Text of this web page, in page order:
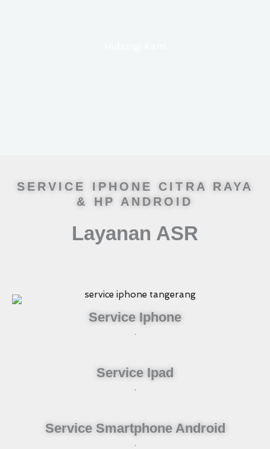
SERVICE IPHONE CITRA RAYA
& HP ANDROID
Layanan ASR
Service Iphone
.
Service Ipad
.
Service Smartphone Android
.